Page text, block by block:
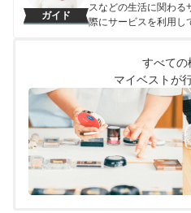
ガイド
スなどの生活に関わる
際にサービスを利用し
からこそ、徹底検証
報を届ける」ことをモ
真田桃花のプロフ
すべての
マイベストが